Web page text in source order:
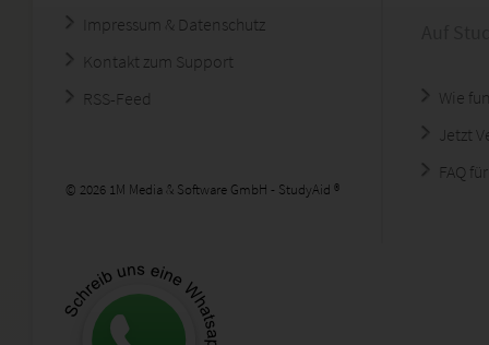
Impressum & Datenschutz
Kontakt zum Support
RSS-Feed
© 2026 1M Media & Software GmbH - StudyAid ®
Wie
Jetzt
FAQ